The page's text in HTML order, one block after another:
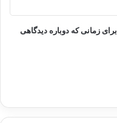
زمانی که دوباره دیدگاهی